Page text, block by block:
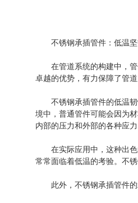
不锈钢承插管件：低温
在管道系统的构建中，
卓越的优势，有力保障了管道
不锈钢承插管件的低温
境中，普通管件可能会因为
内部的压力和外部的各种应力
在实际应用中，这种出
常常面临着低温的考验。不
此外，不锈钢承插管件